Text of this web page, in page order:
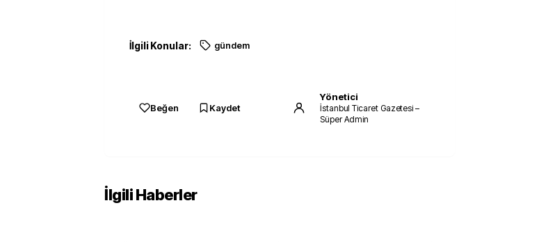
İlgili Konular: gündem
Beğen Kaydet
Yönetici
İstanbul Ticaret Gazetesi –
Süper Admin
İlgili Haberler